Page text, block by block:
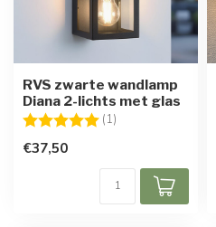
RVS zwarte wandlamp
Diana 2-lichts met glas
Beoordeling: (1)
€37,50